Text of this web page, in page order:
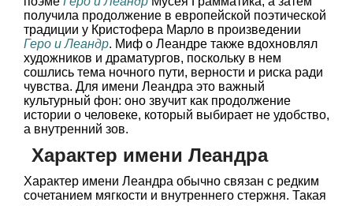
получила продолжение в европейской поэтической
традиции у Кристофера Марло в произведении
Геро и Леандр. Миф о Леандре также вдохновлял
художников и драматургов, поскольку в нем
сошлись тема ночного пути, верности и риска ради
чувства. Для имени Леандра это важный
культурный фон: оно звучит как продолжение
истории о человеке, который выбирает не удобство,
а внутренний зов.
Характер имени Леандра
Характер имени Леандра обычно связан с редким
сочетанием мягкости и внутреннего стержня. Такая